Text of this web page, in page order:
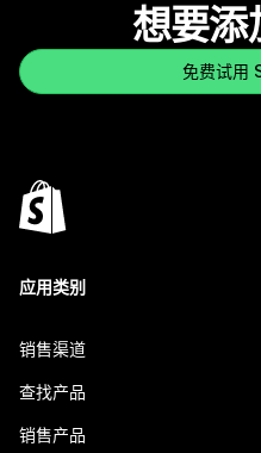
想要添
免费试用
应用类别
销售渠道
查找产品
销售产品